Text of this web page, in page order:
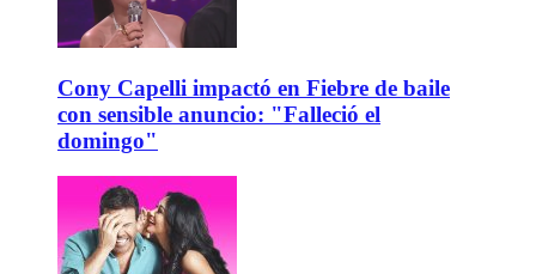
Cony Capelli impactó en Fiebre de baile
con sensible anuncio: "Falleció el
domingo"